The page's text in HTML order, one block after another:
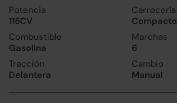
Potencia
115CV
Carrocería
Compacto
Combustible
Gasolina
Marchas
6
Tracción
Delantera
Cambio
Manual